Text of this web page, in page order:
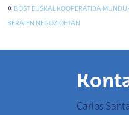
« BOST EUSKAL KOOPERATIBA
BERAIEN NEGOZIOETAN
Carlos